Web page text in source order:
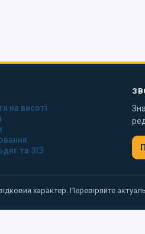
на висоті
та ЗІЗ
характер. Перевіряйте